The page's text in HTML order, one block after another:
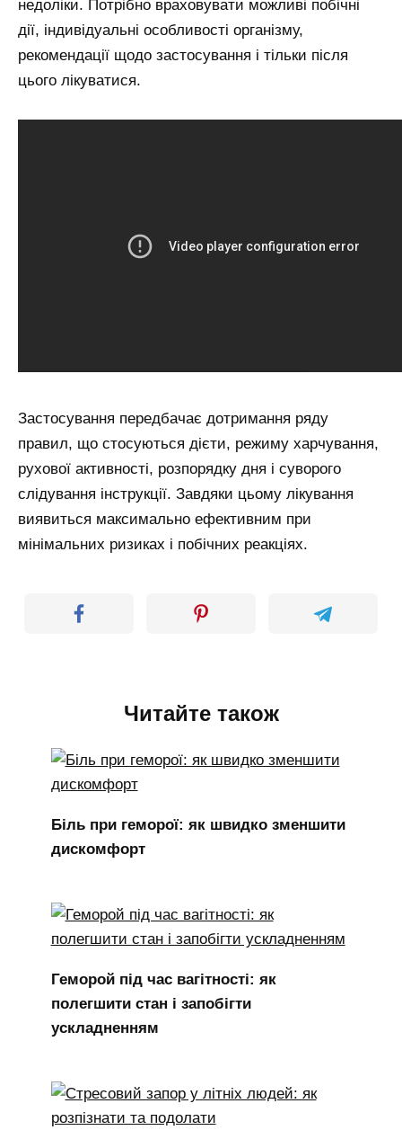
недоліки. Потрібно враховувати можливі побічні
дії, індивідуальні особливості організму,
рекомендації щодо застосування і тільки після
цього лікуватися.
Застосування передбачає дотримання ряду
правил, що стосуються дієти, режиму харчування,
рухової активності, розпорядку дня і суворого
слідування інструкції. Завдяки цьому лікування
виявиться максимально ефективним при
мінімальних ризиках і побічних реакціях.
Читайте також
Біль при геморої: як швидко зменшити
дискомфорт
Геморой під час вагітності: як
полегшити стан і запобігти
ускладненням